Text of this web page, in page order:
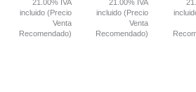
21.00% IVA
incluido (Precio
Venta
Recomendado)
21.00% IVA
incluido (Precio
Venta
Recomendado)